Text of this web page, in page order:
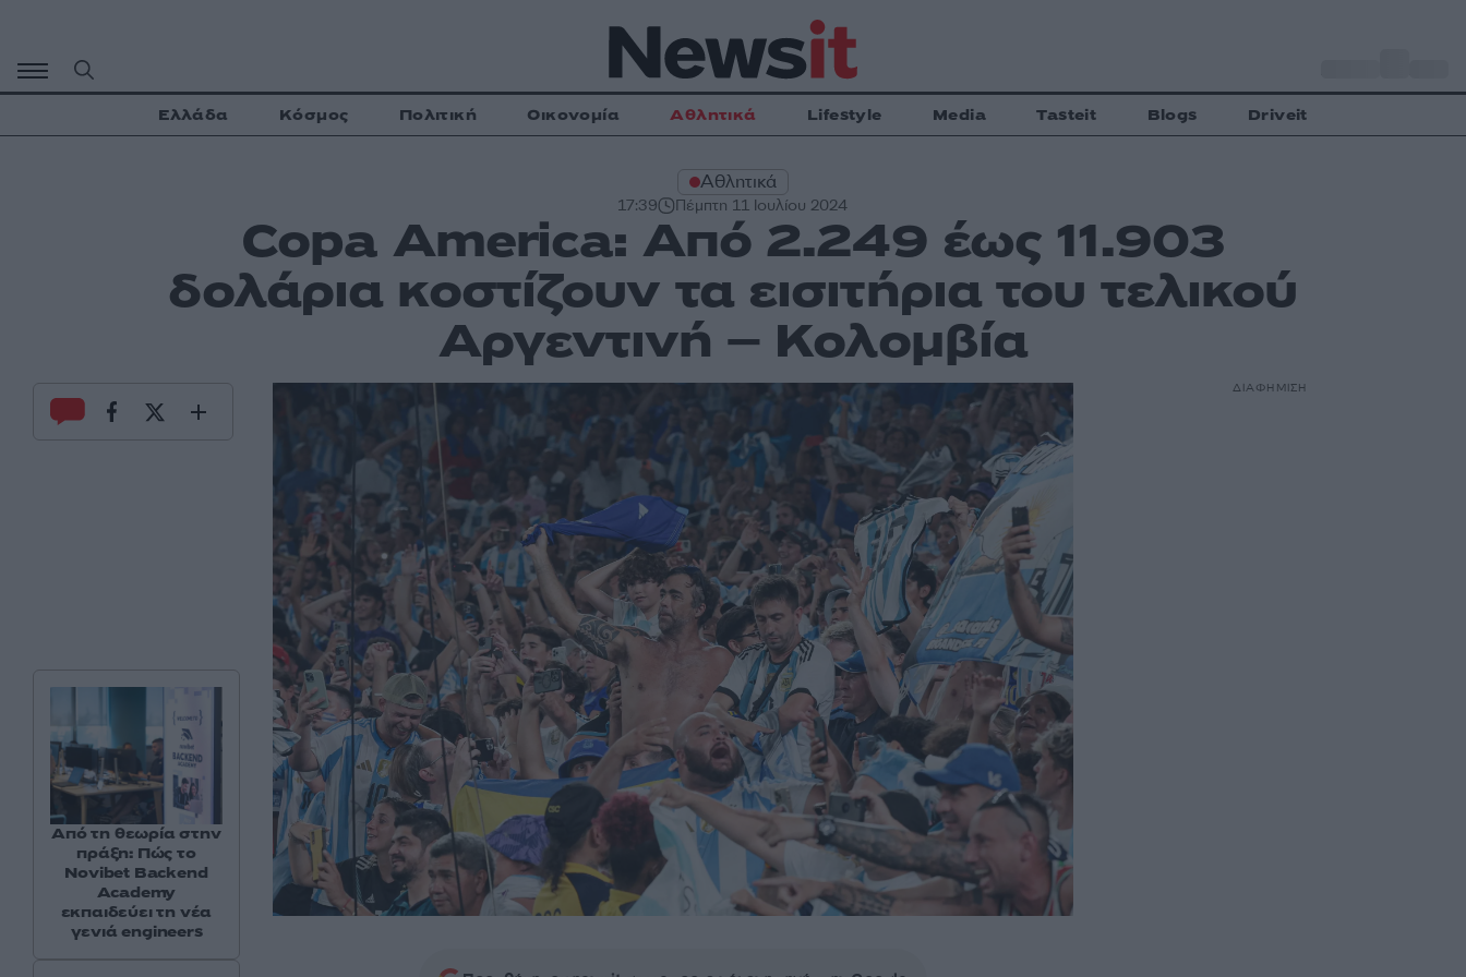
περιεχόμενο
Ελλάδα Κόσμος Πολιτική Οικονομία Αθλητικά Lifestyle Media Tasteit Blogs Driveit
Αθλητικά
17:39 Πέμπτη 11 Ιουλίου 2024
Copa America: Από 2.249 έως 11.903
δολάρια κοστίζουν τα εισιτήρια του τελικού
Αργεντινή – Κολομβία
Από τη θεωρία στην
πράξη: Πώς το
Novibet Backend
Academy
εκπαιδεύει τη νέα
γενιά engineers
ΔΙΑΦΗΜΙΣΗ